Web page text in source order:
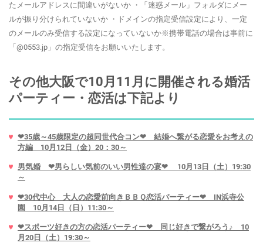
たメールアドレスに間違いがないか ・「迷惑メール」フォルダにメー
ルが振り分けられていないか ・ドメインの指定受信設定により、一定
のメールのみ受信する設定になっていないか※携帯電話の場合は事前に
「@0553.jp」の指定受信をお願いいたします。
その他大阪で10月11月に開催される婚活
パーティー・恋活は下記より
❤35歳～45歳限定の超同世代合コン❤ 結婚へ繋がる恋愛をお考えの
方編 10月12日（金）20：30～
男気婚 ❤男らしい気前のいい男性達の宴❤ 10月13日（土）19:30
～
❤30代中心 大人の恋愛前向きＢＢＱ恋活パーティー❤ IN浜寺公
園 10月14日（日）11:30～
❤スポーツ好きの方の恋活パーティー❤ 同じ好きで繋がろう♪ 10
月20日（土）19:30～